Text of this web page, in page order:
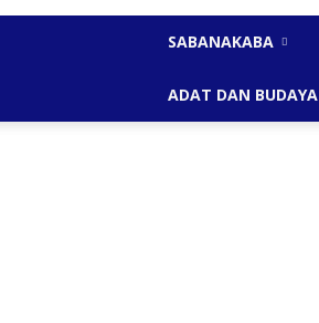
SABANAKABA
ADAT DAN BUDAYA